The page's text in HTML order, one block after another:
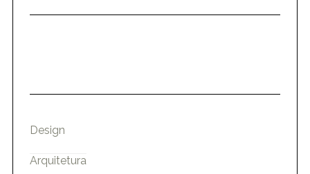
Design
Arquitetura